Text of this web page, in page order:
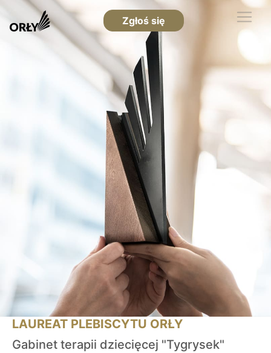
Zgłoś się
LAUREAT PLEBISCYTU ORŁY
Gabinet terapii dziecięcej "Tygrysek"